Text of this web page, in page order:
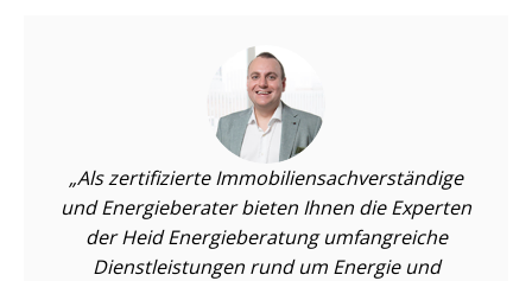
Als zertifizierte Im­mo­bi­li­en­sach­ver­stän­di­ge
und Energieberater bieten Ihnen die Experten
der Heid Energieberatung umfangreiche
Dienst­leis­tun­gen rund um Energie und